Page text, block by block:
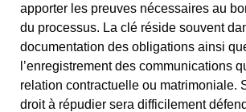
apporter les preuves nécessaires au
du processus. La clé réside souvent
documentation des obligations ainsi
l’enregistrement des communications
relation contractuelle ou matrimoniale.
droit à répudier sera difficilement